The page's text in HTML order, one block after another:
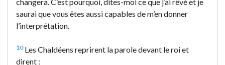
saurai que vous êtes aussi capables de m’en donner
l’interprétation.
10Les Chaldéens reprirent la parole devant le roi et
dirent :